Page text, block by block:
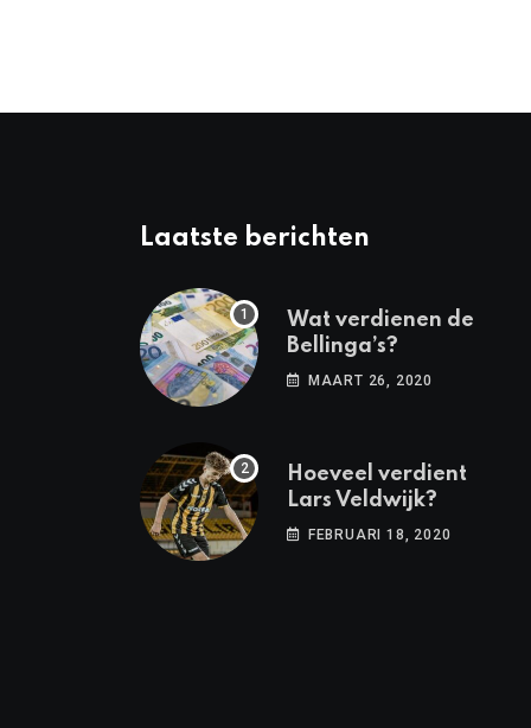
Laatste berichten
Wat verdienen de
Bellinga’s?
MAART 26, 2020
Hoeveel verdient
Lars Veldwijk?
FEBRUARI 18, 2020